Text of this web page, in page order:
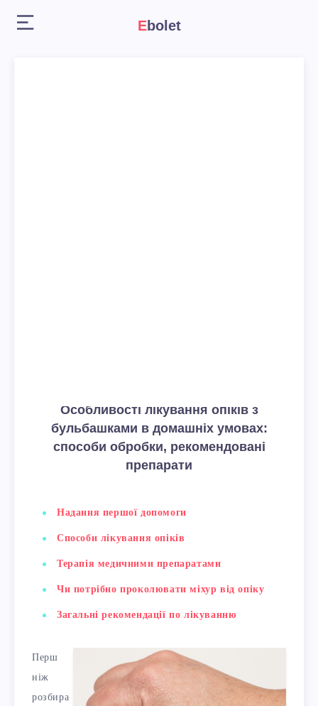
Ebolet
Особливості лікування опіків з
бульбашками в домашніх умовах:
способи обробки, рекомендовані
препарати
Надання першої допомоги
Способи лікування опіків
Терапія медичними препаратами
Чи потрібно проколювати міхур від опіку
Загальні рекомендації по лікуванню
Перш
ніж
розбира